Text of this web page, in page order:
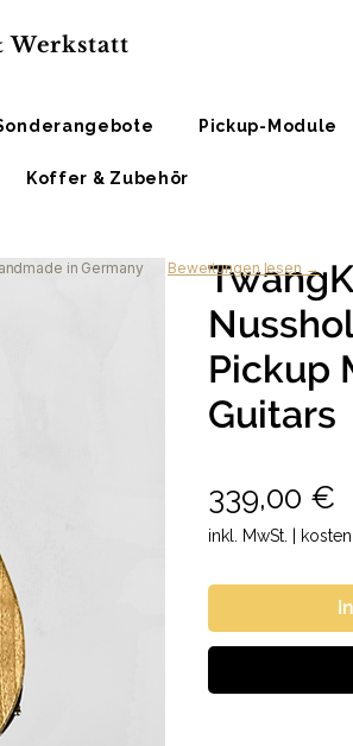
Werkstatt
Pickup
Guitars
339,00 €
inkl. MwSt.
Pickup-Module
Koffer & Zubehör
in Germany Bewertungen lesen →